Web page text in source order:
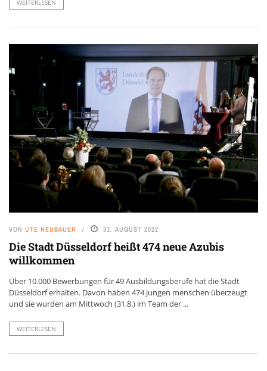
WEITERLESEN
VON UTE NEUBAUER 31. AUGUST 2022
Die Stadt Düsseldorf heißt 474 neue Azubis
willkommen
Über 10.000 Bewerbungen für 49 Ausbildungsberufe hat die Stadt
Düsseldorf erhalten. Davon haben 474 jungen menschen überzeugt
und sie wurden am Mittwoch (31.8.) im Team der ...
WEITERLESEN